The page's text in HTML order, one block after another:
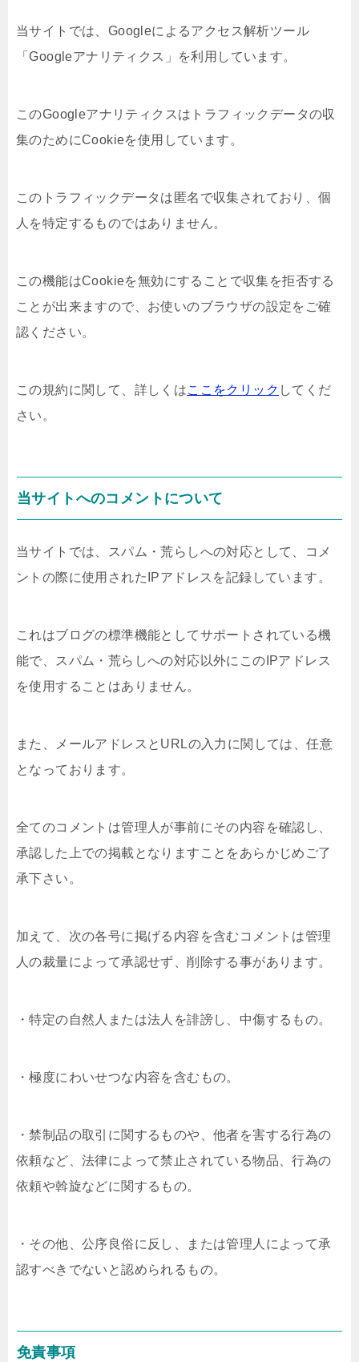
当サイトでは、Googleによるアクセス解析ツール
「Googleアナリティクス」を利用しています。
このGoogleアナリティクスはトラフィックデータの収
集のためにCookieを使用しています。
このトラフィックデータは匿名で収集されており、個
人を特定するものではありません。
この機能はCookieを無効にすることで収集を拒否する
ことが出来ますので、お使いのブラウザの設定をご確
認ください。
この規約に関して、詳しくはここをクリック してくだ
さい。
当サイトへのコメントについて
当サイトでは、スパム・荒らしへの対応として、コメ
ントの際に使用されたIPアドレスを記録しています。
これはブログの標準機能としてサポートされている機
能で、スパム・荒らしへの対応以外にこのIPアドレス
を使用することはありません。
また、メールアドレスとURLの入力に関しては、任意
となっております。
全てのコメントは管理人が事前にその内容を確認し、
承認した上での掲載となりますことをあらかじめご了
承下さい。
加えて、次の各号に掲げる内容を含むコメントは管理
人の裁量によって承認せず、削除する事があります。
・特定の自然人または法人を誹謗し、中傷するもの。
・極度にわいせつな内容を含むもの。
・禁制品の取引に関するものや、他者を害する行為の
依頼など、法律によって禁止されている物品、行為の
依頼や斡旋などに関するもの。
・その他、公序良俗に反し、または管理人によって承
認すべきでないと認められるもの。
免責事項